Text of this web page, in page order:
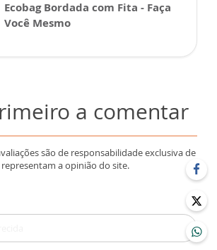
Ecobag Bordada com Fita - Faça
Você Mesmo
a comentar
são de responsabilidade exclusiva de
a opinião do site.